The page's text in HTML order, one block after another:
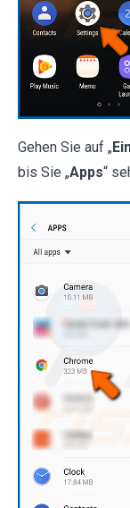
Gehen Sie auf „
bis Sie „Apps“